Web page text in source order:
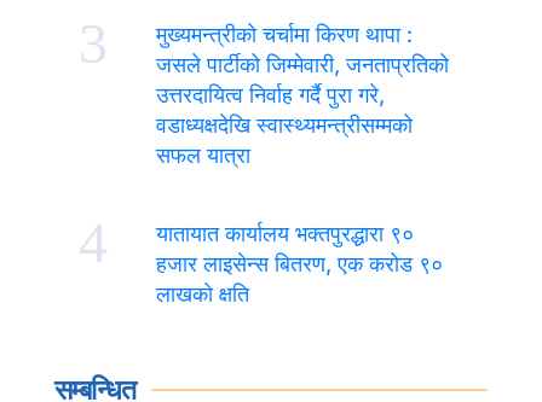
3
मुख्यमन्त्रीको चर्चामा किरण थापा :
जसले पार्टीको जिम्मेवारी, जनताप्रतिको
उत्तरदायित्व निर्वाह गर्दै पुरा गरे,
वडाध्यक्षदेखि स्वास्थ्यमन्त्रीसम्मको
सफल यात्रा
4
यातायात कार्यालय भक्तपुरद्धारा ९०
हजार लाइसेन्स बितरण, एक करोड ९०
लाखको क्षति
सम्बन्धित